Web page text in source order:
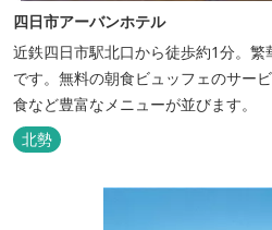
四日市アーバンホテル
近鉄四日市駅北口から徒歩約1分。
です。無料の朝食ビュッフェのサー
食など豊富なメニューが並びます。
北勢